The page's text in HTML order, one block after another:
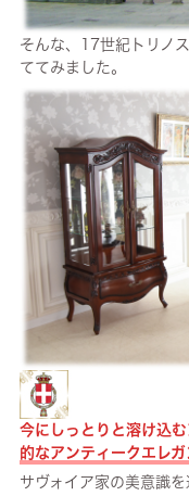
そんな、17世紀トリノ
ててみました。
今にしっとりと溶け込
的なアンティークエレ
サヴォイア家の美意識